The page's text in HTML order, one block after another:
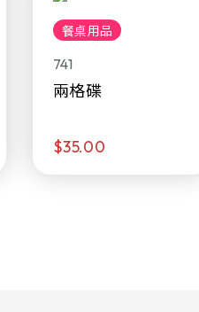
餐桌用品
741
兩格碟
$35.00